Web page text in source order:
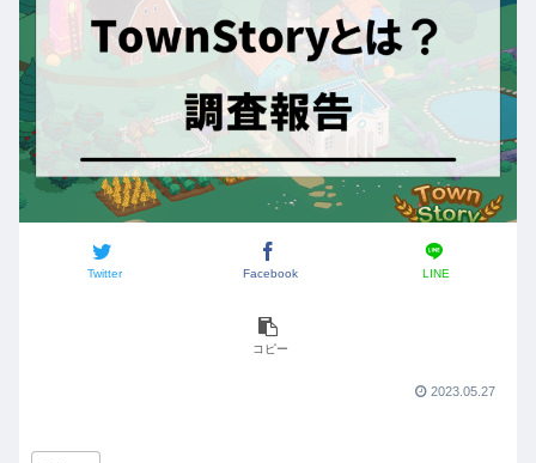
Twitter Facebook LINE
コピー
2023.05.27